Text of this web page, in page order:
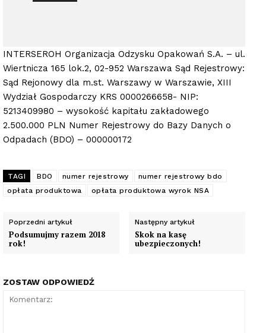
INTERSEROH Organizacja Odzysku Opakowań S.A. – ul.
Wiertnicza 165 lok.2, 02-952 Warszawa Sąd Rejestrowy:
Sąd Rejonowy dla m.st. Warszawy w Warszawie, XIII
Wydział Gospodarczy KRS 0000266658- NIP:
5213409980 – wysokość kapitału zakładowego
2.500.000 PLN Numer Rejestrowy do Bazy Danych o
Odpadach (BDO) – 000000172
TAGI BDO numer rejestrowy
numer rejestrowy bdo
opłata produktowa
opłata produktowa wyrok NSA
Poprzedni artykuł
Podsumujmy razem 2018
rok!
Następny artykuł
Skok na kasę
ubezpieczonych!
ZOSTAW ODPOWIEDŹ